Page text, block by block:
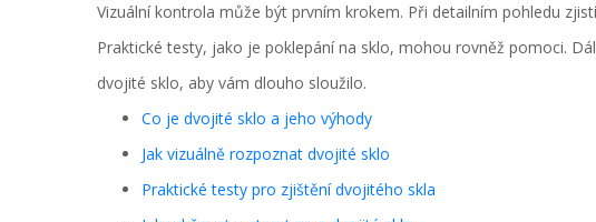
Vizuální kontrola může být prvním krokem. Při detailním pohledu
Praktické testy, jako je poklepání na sklo, mohou rovněž pomoci.
dvojité sklo, aby vám dlouho sloužilo.
Co je dvojité sklo a jeho výhody
Jak vizuálně rozpoznat dvojité sklo
Praktické testy pro zjištění dvojitého skla